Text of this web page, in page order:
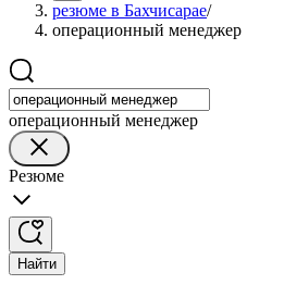
резюме в Бахчисарае/
операционный менеджер
операционный менеджер
Резюме
Найти